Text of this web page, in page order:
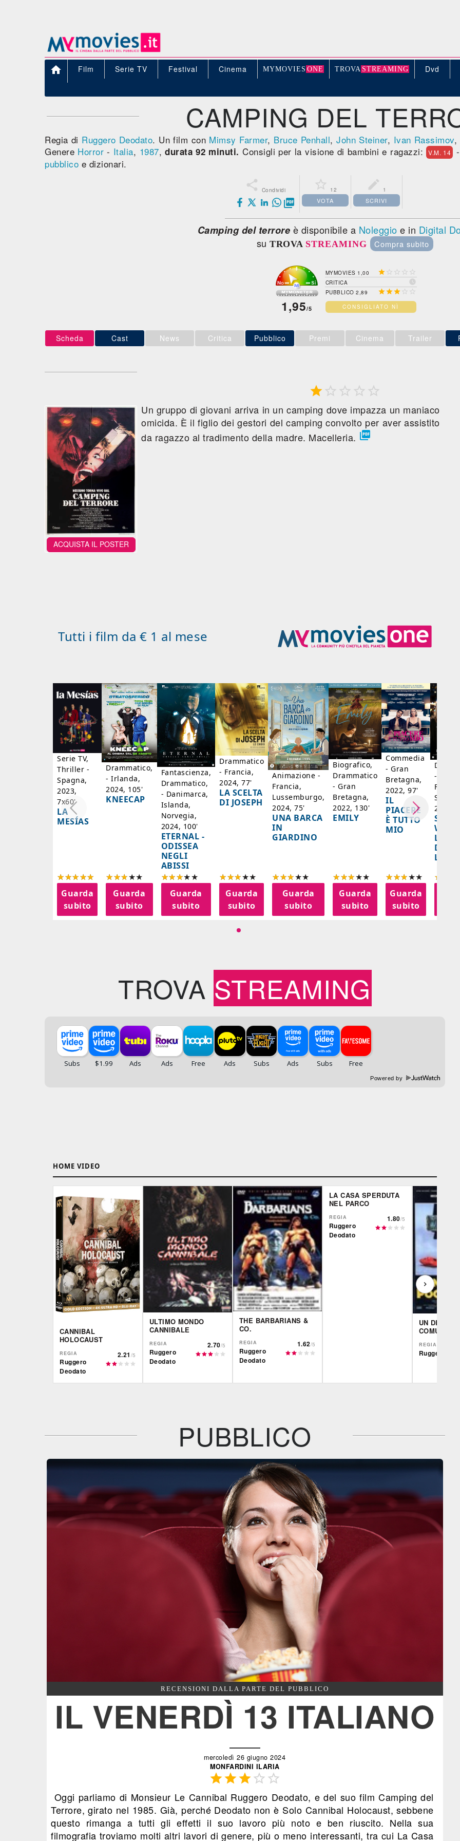
 Film Serie TV Festival Cinema MYMOVIE S ONE TROVA STREAMING Dvd
CAMPING DEL
Regia di Ruggero Deodato. Un film con Mimsy Farmer, Bruce Penhall,John Steiner, Ivan Rassimov,
Genere Horror - Italia, 1987,durata 92 minuti. Consigli per la visione di bambini e ragazzi: V.M. 14 -
pubblico e dizionari.
 Condividi

 12
VOTA
 1
SCRIVI
Camping del terrore è disponibile a Noleggio e in Digital
suTROVA STREAMING Compra subito
1,95/5
MYMOVIES 1,00     
CRITICA 
PUBBLICO 2,89   
CONSIGLIATO NÌ
Scheda Cast News Critica Pubblico Premi Cinema Trailer
    
ACQUISTA IL POSTER
Un gruppo di giovani arriva in un camping dove impazza un maniaco
omicida. È il figlio dei gestori del camping convolto per aver assistito
da ragazzo al tradimento della madre. Macelleria. 
Tutti i film da € 1 al mese
Serie TV,
Thriller -
Spagna,
2023,
7x60'
LA
MESÍAS
Guarda
subito
Drammatico,
- Irlanda,
2024, 105'
KNEECAP
Guarda
subito
Fantascienza,
Drammatico,
- Danimarca,
Islanda,
Norvegia,
2024, 100'
ETERNAL -
ODISSEA
NEGLI
ABISSI
Guarda
subito
Drammatico
- Francia,
2024, 77'
LA SCELTA
DI JOSEPH
Guarda
subito
Animazione -
Francia,
Lussemburgo,
2024, 75'
UNA BARCA
IN
GIARDINO
Guarda
subito
Biografico,
Drammatico
- Gran
Bretagna,
2022, 130'
EMILY
Guarda
subito
Commedia
- Gran
Bretagna,
2022, 97'
IL
PIACERE
È TUTTO
MIO
Guarda
subito
-
Francia,
2024,
SPIRIT
LA
DELLE
TROVA STREAMING
Powered by
HOME VIDEO
CANNIBAL
HOLOCAUST
REGIA
Ruggero
Deodato
2.21 /5
ULTIMO MONDO
CANNIBALE
REGIA
Ruggero
Deodato
2.70/5
THE BARBARIANS &
CO.
REGIA
Ruggero
Deodato
1.62/5
LA CASA SPERDUTA
NEL PARCO
REGIA
Ruggero
Deodato
1.80/5
UN DELITTO
COMUNE
REGIA
Ruggero
PUBBLICO
RECENSIONI DALLA PARTE DEL PUBBLICO
IL VENERDÌ 13 ITALIANO
mercoledì 26 giugno 2024
MONFARDINI ILARIA
 
Oggi parliamo di Monsieur Le Cannibal Ruggero Deodato, e del suo film Camping del
Terrore, girato nel 1985. Già, perché Deodato non è Solo Cannibal Holocaust, sebbene
questo rimanga a tutti gli effetti il suo lavoro più noto e ben riuscito. Nella sua
filmografia troviamo molti altri lavori di genere, più o meno interessanti, tra cui La Casa